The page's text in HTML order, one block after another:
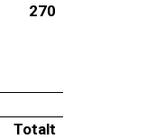
270
Totalt